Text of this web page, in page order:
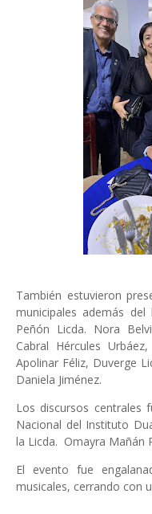
También estuvieron
municipales además del
Peñón Licda. Nora
Cabral Hércules
Apolinar Féliz, Duverge
Daniela Jiménez.
Los discursos centrales
Nacional del Instituto
la Licda. Omayra Mañán
El evento fue
musicales, cerrando con